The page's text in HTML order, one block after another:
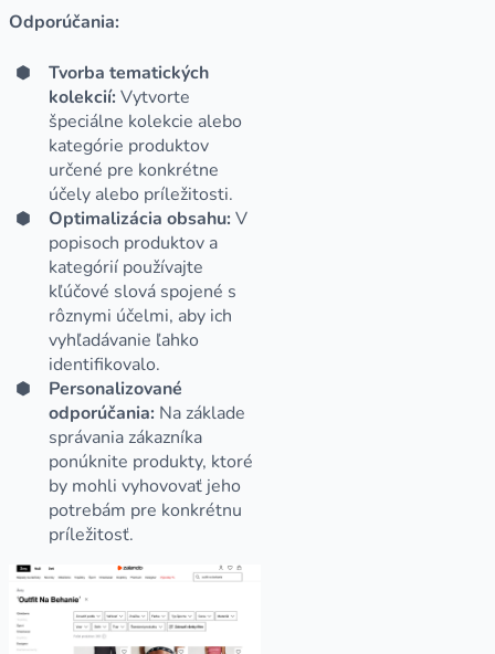
Odporúčania:
Tvorba tematických
kolekcií: Vytvorte
špeciálne kolekcie alebo
kategórie produktov
určené pre konkrétne
účely alebo príležitosti.
Optimalizácia obsahu: V
popisoch produktov a
kategórií používajte
kľúčové slová spojené s
rôznymi účelmi, aby ich
vyhľadávanie ľahko
identifikovalo.
Personalizované
odporúčania: Na základe
správania zákazníka
ponúknite produkty, ktoré
by mohli vyhovovať jeho
potrebám pre konkrétnu
príležitosť.